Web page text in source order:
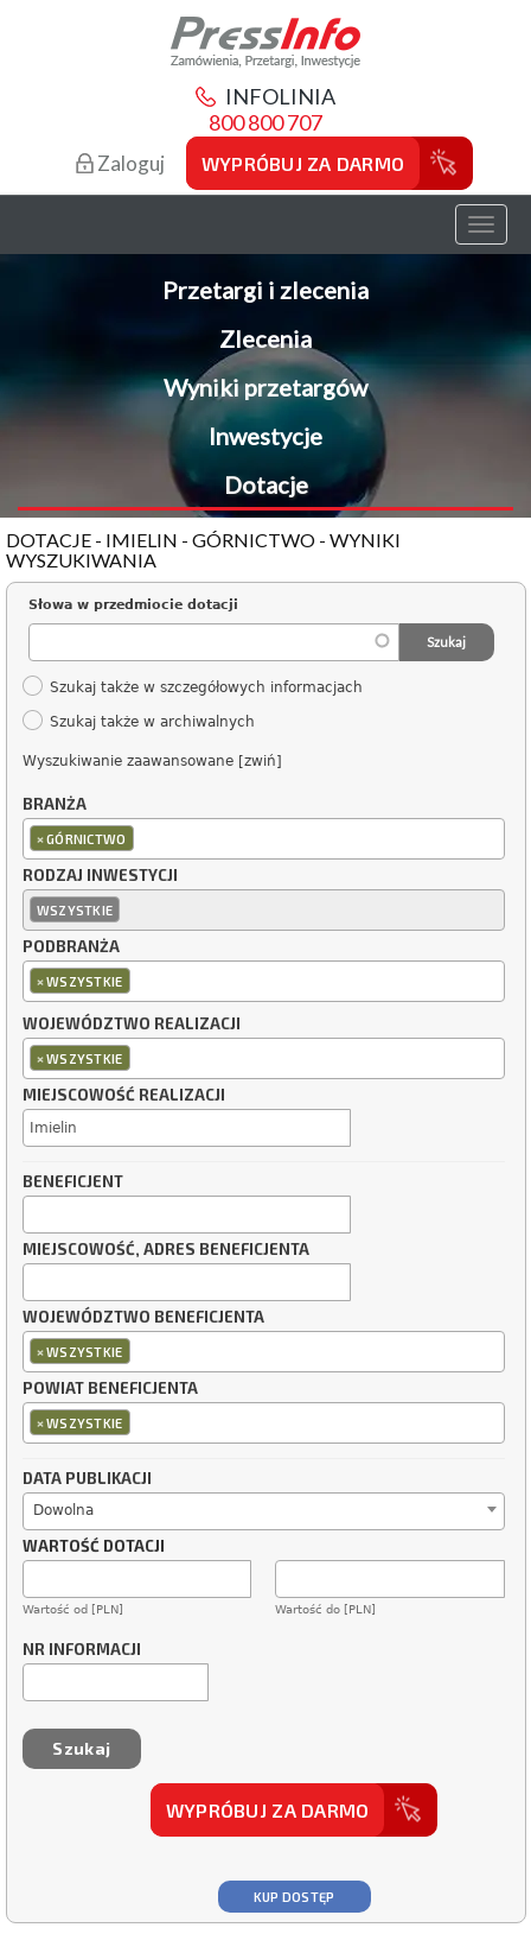
INFOLINIA
800 800 707
Zaloguj WYPRÓBUJ ZA DARMO
Toggle
Przetargi i zlecenia
Zlecenia
Wyniki przetargów
Inwestycje
Dotacje
DOTACJE - IMIELIN - GÓRNICTWO - WYNIKI
WYSZUKIWANIA
Słowa w przedmiocie dotacji
Szukaj także w szczegółowych informacjach
Szukaj także w archiwalnych
Wyszukiwanie zaawansowane [zwiń]
BRANŻA
×GÓRNICTWO
RODZAJ INWESTYCJI
WSZYSTKIE
PODBRANŻA
×WSZYSTKIE
WOJEWÓDZTWO REALIZACJI
×WSZYSTKIE
MIEJSCOWOŚĆ REALIZACJI
BENEFICJENT
MIEJSCOWOŚĆ, ADRES BENEFICJENTA
WOJEWÓDZTWO BENEFICJENTA
×WSZYSTKIE
POWIAT BENEFICJENTA
×WSZYSTKIE
DATA PUBLIKACJI
Dowolna
WARTOŚĆ DOTACJI
Wartość od [PLN] Wartość do [PLN]
NR INFORMACJI
WYPRÓBUJ ZA DARMO
KUP DOSTĘP